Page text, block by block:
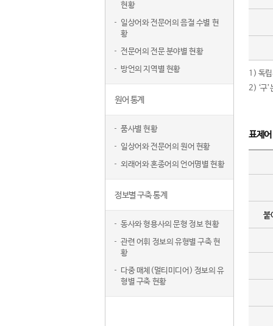
현황
일상어와 전문어의 음절 수별 현
황
전문어의 전문 분야별 현황
방언의 지역별 현황
원어 통계
품사별 현황
일상어와 전문어의 원어 현황
외래어와 혼종어의 언어명별 현황
정보별 구축 통계
동사와 형용사의 문형 정보 현황
관련 어휘 정보의 유형별 구축 현
황
다중 매체(멀티미디어) 정보의 유
형별 구축 현황
1) 독립
2) ‘구
표제
붙